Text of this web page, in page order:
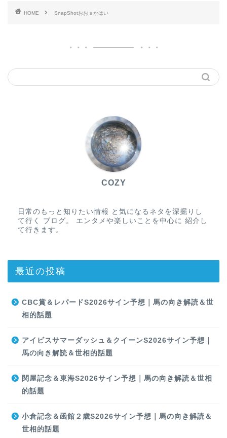
HOME SnapShotおおｓかはい
COZY
日常のもっと知りたい情報 と気になるネタを深掘りし
て行く ブログ。 エンタメや楽しいことを中心に 紹介し
て行きます。
最近の投稿
CBC賞＆レパードS2026サイン予想｜馬の向き解読＆世
相的話題
アイビスサマーダッシュ＆クイーンS2026サイン予想｜
馬の向き解読＆世相的話題
関屋記念＆東海S2026サイン予想｜馬の向き解読＆世相
的話題
小倉記念＆函館２歳S2026サイン予想｜馬の向き解読＆
世相的話題